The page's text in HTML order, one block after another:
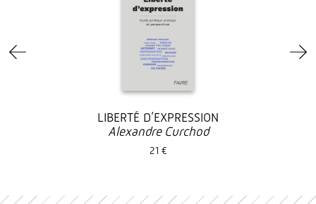
LIBERTÉ D’EXPRESSION
Alexandre Curchod
21 €